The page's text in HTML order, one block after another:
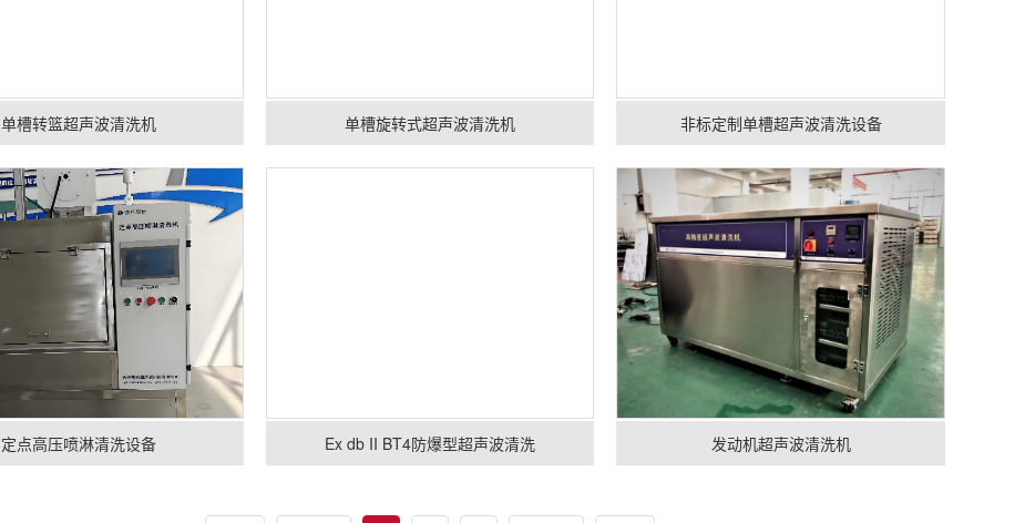
单槽转篮超声波清洗机 单槽旋转式超声波清洗机 非标定制单槽超声波清洗设备
定点高压喷淋清洗设备 Ex db II BT4防爆型超声波清洗 发动机超声波清洗机